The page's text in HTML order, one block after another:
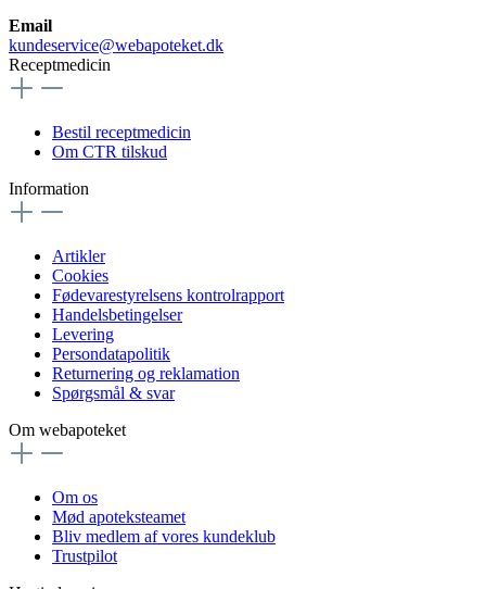
Email
kundeservice@webapoteket.dk
Receptmedicin
Bestil receptmedicin
Om CTR tilskud
Information
Artikler
Cookies
Fødevarestyrelsens kontrolrapport
Handelsbetingelser
Levering
Persondatapolitik
Returnering og reklamation
Spørgsmål & svar
Om webapoteket
Om os
Mød apoteksteamet
Bliv medlem af vores kundeklub
Trustpilot